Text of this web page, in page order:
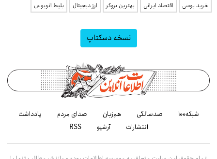
خرید یوسی
اقتصاد ایرانی بهترین بروکر ارز دیجیتال بلیط اتوبوس
نسخه دسکتاپ
شبکه۱۰۰ صدسالگی هم‌زبان صدای مردم
یادداشت
انتشارات
آرشیو RSS